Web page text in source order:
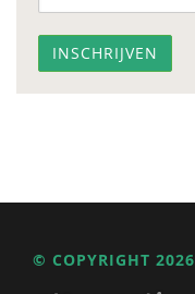
© COPYRIGHT 2026